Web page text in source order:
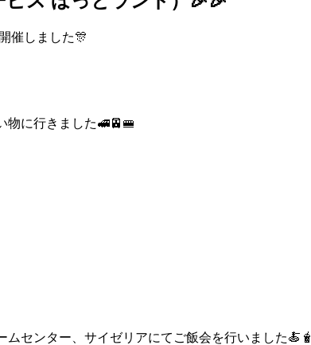
催しました🎊
物に行きました🚅🚈🚝
センター、サイゼリアにてご飯会を行いました🍝🧋